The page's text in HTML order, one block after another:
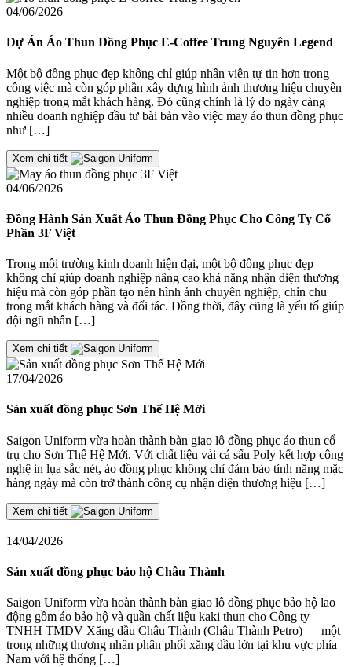
04/06/2026
Dự Án Áo Thun Đồng Phục E-Coffee Trung Nguyên Legend
Một bộ đồng phục đẹp không chỉ giúp nhân viên tự tin hơn trong
công việc mà còn góp phần xây dựng hình ảnh thương hiệu chuyên
nghiệp trong mắt khách hàng. Đó cũng chính là lý do ngày càng
nhiều doanh nghiệp đầu tư bài bản vào việc may áo thun đồng phục
như […]
Xem chi tiết
04/06/2026
Đồng Hành Sản Xuất Áo Thun Đồng Phục Cho Công Ty Cổ
Phần 3F Việt
Trong môi trường kinh doanh hiện đại, một bộ đồng phục đẹp
không chỉ giúp doanh nghiệp nâng cao khả năng nhận diện thương
hiệu mà còn góp phần tạo nên hình ảnh chuyên nghiệp, chỉn chu
trong mắt khách hàng và đối tác. Đồng thời, đây cũng là yếu tố giúp
đội ngũ nhân […]
Xem chi tiết
17/04/2026
Sản xuất đồng phục Sơn Thế Hệ Mới
Saigon Uniform vừa hoàn thành bàn giao lô đồng phục áo thun cổ
trụ cho Sơn Thế Hệ Mới. Với chất liệu vải cá sấu Poly kết hợp công
nghệ in lụa sắc nét, áo đồng phục không chỉ đảm bảo tính năng mặc
hàng ngày mà còn trở thành công cụ nhận diện thương hiệu […]
Xem chi tiết
14/04/2026
Sản xuất đồng phục bảo hộ Châu Thành
Saigon Uniform vừa hoàn thành bàn giao lô đồng phục bảo hộ lao
động gồm áo bảo hộ và quần chất liệu kaki thun cho Công ty
TNHH TMDV Xăng dầu Châu Thành (Châu Thành Petro) — một
trong những thương nhân phân phối xăng dầu lớn tại khu vực phía
Nam với hệ thống […]